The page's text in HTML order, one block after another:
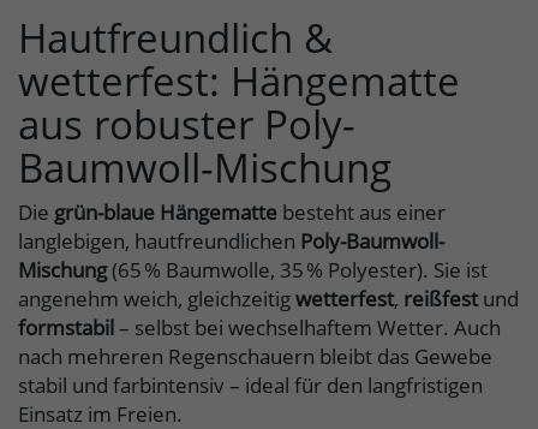
Hautfreundlich &
wetterfest: Hängematte
aus robuster Poly-
Baumwoll-Mischung
Die grün-blaue Hängematte besteht aus einer
langlebigen, hautfreundlichen Poly-Baumwoll-
Mischung(65 % Baumwolle, 35 % Polyester). Sie ist
angenehm weich, gleichzeitigwetterfest, reißfestund
formstabil– selbst bei wechselhaftem Wetter. Auch
nach mehreren Regenschauern bleibt das Gewebe
stabil und farbintensiv – ideal für den langfristigen
Einsatz im Freien.